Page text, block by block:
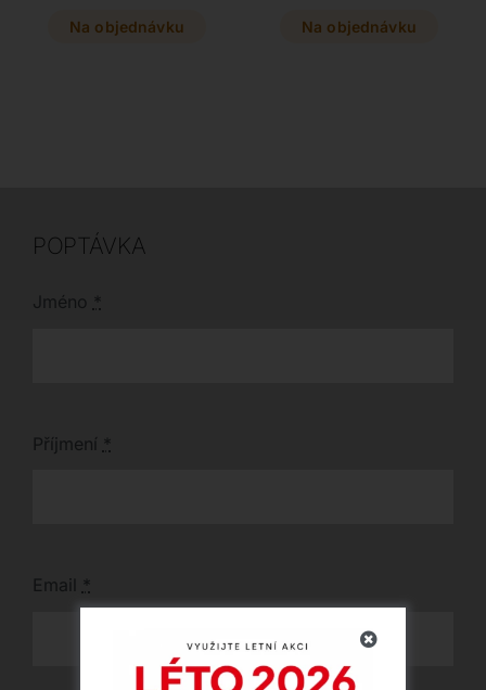
různým výškám a
Na objednávku
rozměrech 100 x 36 x
Na objednávku
POPTÁVKA
Jméno *
Příjmení *
Email *